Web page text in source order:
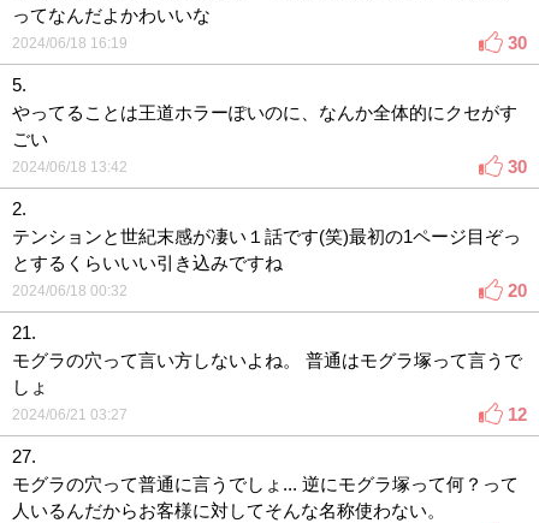
ってなんだよかわいいな
2024/06/18 16:19 30
5.
やってることは王道ホラーぽいのに、なんか全体的にクセがす
ごい
2024/06/18 13:42 30
2.
テンションと世紀末感が凄い１話です(笑)最初の1ページ目ぞっ
とするくらいいい引き込みですね
2024/06/18 00:32 20
21.
モグラの穴って言い方しないよね。 普通はモグラ塚って言うで
しょ
2024/06/21 03:27 12
27.
モグラの穴って普通に言うでしょ... 逆にモグラ塚って何？って
人いるんだからお客様に対してそんな名称使わない。